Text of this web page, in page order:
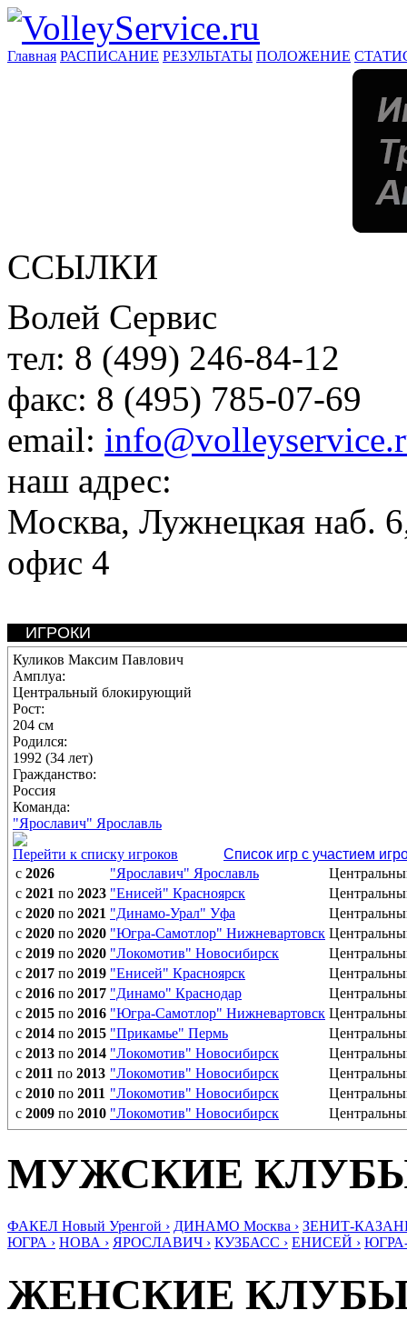
Главная РАСПИСАНИЕ РЕЗУЛЬТАТЫ ПОЛОЖЕНИЕ
ССЫЛКИ
Волей Сервис
тел: 8 (499) 246-84-12
факс: 8 (495) 785-07-69
email:
наш адрес:
Москва, Лужнецкая наб.
офис 4
ИГРОКИ
Куликов Максим Павлович
Амплуа:
Центральный блокирующий
Рост:
204 см
Родился:
1992 (34 лет)
Гражданство:
Россия
Команда:
"Ярославич" Ярославль
Перейти к списку игроков
Список игр с участием
с 2026 "Ярославич" Ярославль
с 2021 по 2023 "Енисей" Красноярск
с 2020 по 2021 "Динамо-Урал" Уфа
с 2020 по 2020 "Югра-Самотлор" Нижневартовск
с 2019 по 2020 "Локомотив" Новосибирск
с 2017 по 2019 "Енисей" Красноярск
с 2016 по 2017 "Динамо" Краснодар
с 2015 по 2016 "Югра-Самотлор" Нижневартовск
с 2014 по 2015 "Прикамье" Пермь
с 2013 по 2014 "Локомотив" Новосибирск
с 2011 по 2013 "Локомотив" Новосибирск
с 2010 по 2011 "Локомотив" Новосибирск
с 2009 по 2010 "Локомотив" Новосибирск
МУЖСКИЕ
ФАКЕЛ Новый Уренгой › ДИНАМО Москва › ЗЕНИТ-
ЮГРА › НОВА › ЯРОСЛАВИЧ › КУЗБАСС › ЕНИСЕЙ ›
ЖЕНСКИЕ